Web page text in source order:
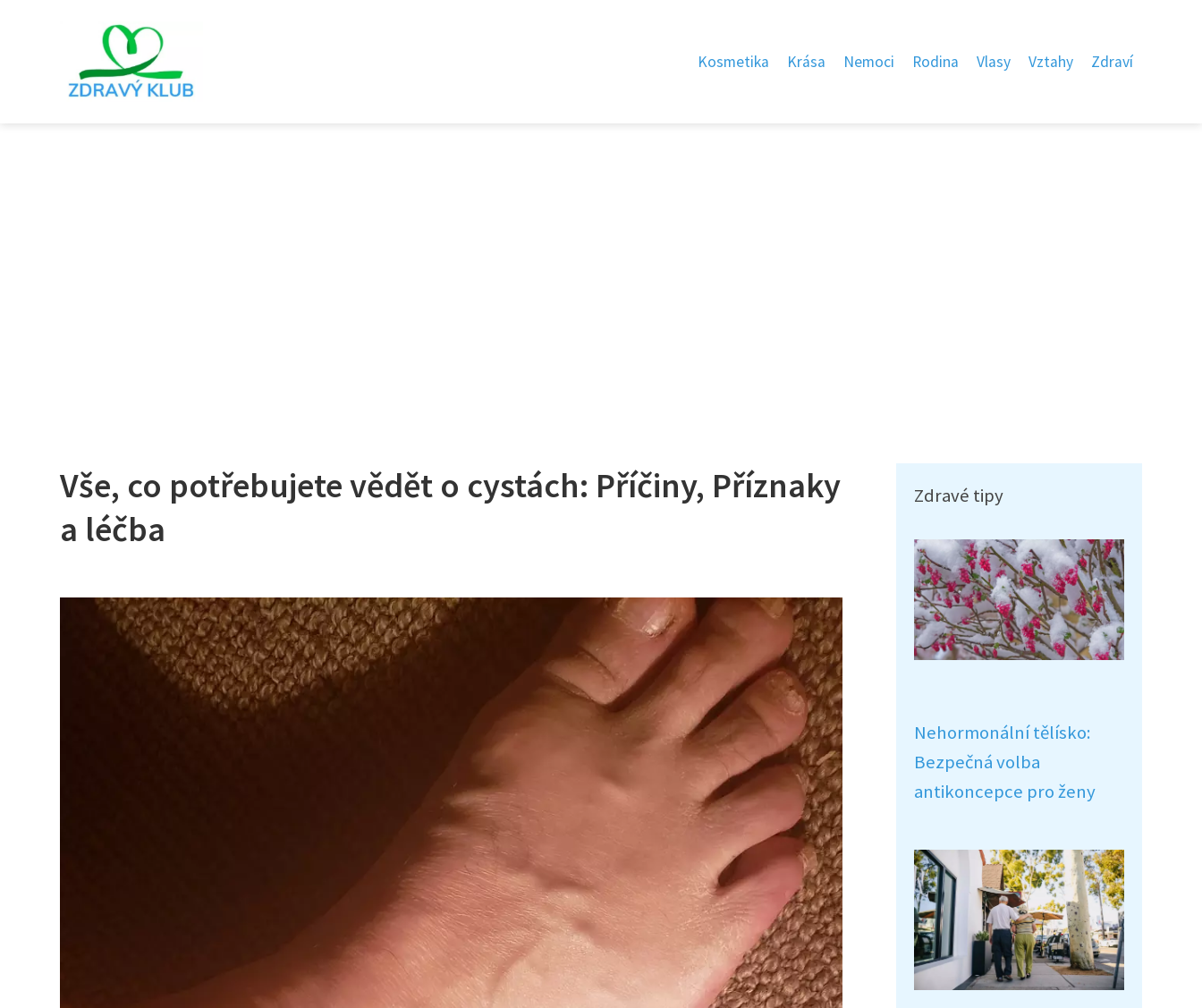
Kosmetika Krása Nemoci Rodina Vlasy Vztahy Zdraví
Vše, co potřebujete vědět o cystách: Příčiny, Příznaky
a léčba
Zdravé tipy
Nehormonální tělísko:
Bezpečná volba
antikoncepce pro ženy